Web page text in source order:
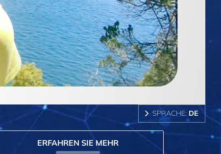
SPRACHE: DE
ERFAHREN SIE MEHR